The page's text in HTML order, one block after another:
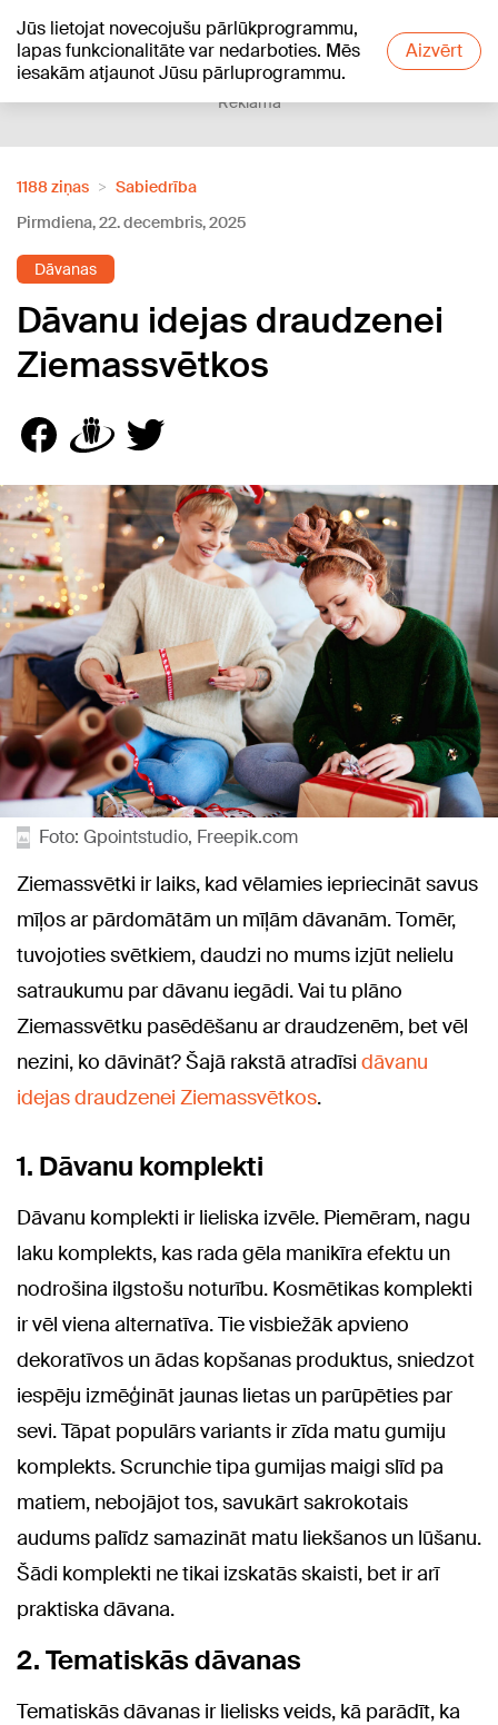
Jūs lietojat novecojušu pārlūkprogrammu,
lapas funkcionalitāte var nedarboties. Mēs
iesakām atjaunot Jūsu pārluprogrammu.
Aizvērt
+16°C
Reklāma
1188 ziņas
Sabiedrība
Pirmdiena, 22. decembris, 2025
Dāvanas
Dāvanu idejas draudzenei
Ziemassvētkos
Foto: Gpointstudio, Freepik.com
Ziemassvētki ir laiks, kad vēlamies iepriecināt savus
mīļos ar pārdomātām un mīļām dāvanām. Tomēr,
tuvojoties svētkiem, daudzi no mums izjūt nelielu
satraukumu par dāvanu iegādi. Vai tu plāno
Ziemassvētku pasēdēšanu ar draudzenēm, bet vēl
nezini, ko dāvināt? Šajā rakstā atradīsi dāvanu
idejas draudzenei Ziemassvētkos.
1. Dāvanu komplekti
Dāvanu komplekti ir lieliska izvēle. Piemēram, nagu
laku komplekts, kas rada gēla manikīra efektu un
nodrošina ilgstošu noturību. Kosmētikas komplekti
ir vēl viena alternatīva. Tie visbiežāk apvieno
dekoratīvos un ādas kopšanas produktus, sniedzot
iespēju izmēģināt jaunas lietas un parūpēties par
sevi. Tāpat populārs variants ir zīda matu gumiju
komplekts. Scrunchie tipa gumijas maigi slīd pa
matiem, nebojājot tos, savukārt sakrokotais
audums palīdz samazināt matu liekšanos un lūšanu.
Šādi komplekti ne tikai izskatās skaisti, bet ir arī
praktiska dāvana.
2. Tematiskās dāvanas
Tematiskās dāvanas ir lielisks veids, kā parādīt, ka